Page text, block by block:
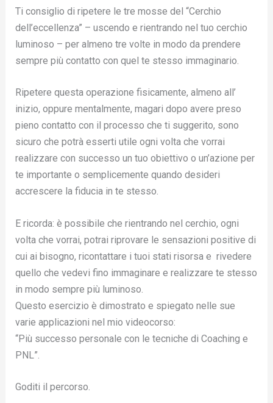
Ti consiglio di ripetere le tre mosse del “Cerchio
dell’eccellenza” – uscendo e rientrando nel tuo cerchio
luminoso – per almeno tre volte in modo da prendere
sempre più contatto con quel te stesso immaginario.
Ripetere questa operazione fisicamente, almeno all’
inizio, oppure mentalmente, magari dopo avere preso
pieno contatto con il processo che ti suggerito, sono
sicuro che potrà esserti utile ogni volta che vorrai
realizzare con successo un tuo obiettivo o un’azione per
te importante o semplicemente quando desideri
accrescere la fiducia in te stesso.
E ricorda: è possibile che rientrando nel cerchio, ogni
volta che vorrai, potrai riprovare le sensazioni positive di
cui ai bisogno, ricontattare i tuoi stati risorsa e rivedere
quello che vedevi fino immaginare e realizzare te stesso
in modo sempre più luminoso.
Questo esercizio è dimostrato e spiegato nelle sue
varie applicazioni nel mio videocorso:
“Più successo personale con le tecniche di Coaching e
PNL”.
Goditi il percorso.